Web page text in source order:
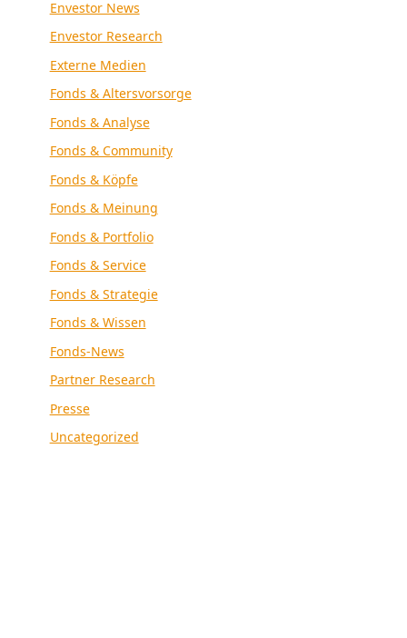
Envestor News
Envestor Research
Externe Medien
Fonds & Altersvorsorge
Fonds & Analyse
Fonds & Community
Fonds & Köpfe
Fonds & Meinung
Fonds & Portfolio
Fonds & Service
Fonds & Strategie
Fonds & Wissen
Fonds-News
Partner Research
Presse
Uncategorized